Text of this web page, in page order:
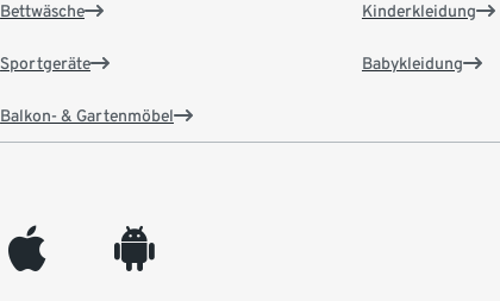
Bettwäsche
Sportgeräte
Balkon- & Gartenmöbel
Kinderkleidung
Babykleidung
appleinc android